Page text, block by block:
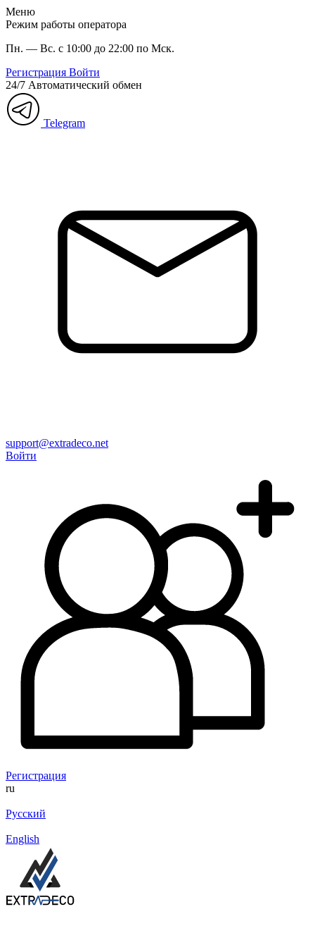
Меню
Режим работы оператора
Пн. — Вс. с 10:00 до 22:00 по Мск.
Регистрация Войти
24/7 Автоматический обмен
Telegram
support@extradeco.net
Войти
Регистрация
ru
Русский
English